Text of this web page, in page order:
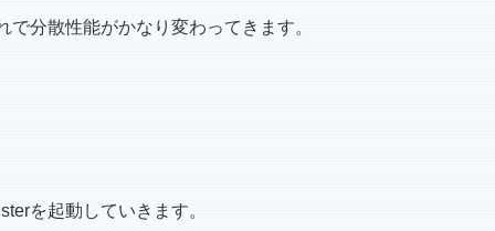
分散性能がかなり変わってきます。
を起動していきます。